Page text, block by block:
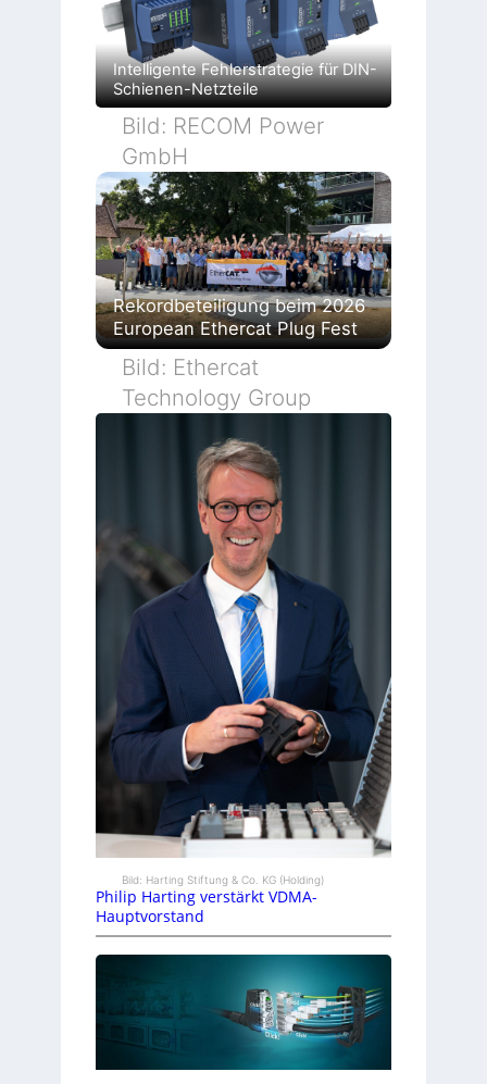
Intelligente Fehlerstrategie für DIN-
Schienen-Netzteile
Bild: RECOM Power
GmbH
Rekordbeteiligung beim 2026
European Ethercat Plug Fest
Bild: Ethercat
Technology Group
Bild: Harting Stiftung & Co. KG (Holding)
Philip Harting verstärkt VDMA-
Hauptvorstand